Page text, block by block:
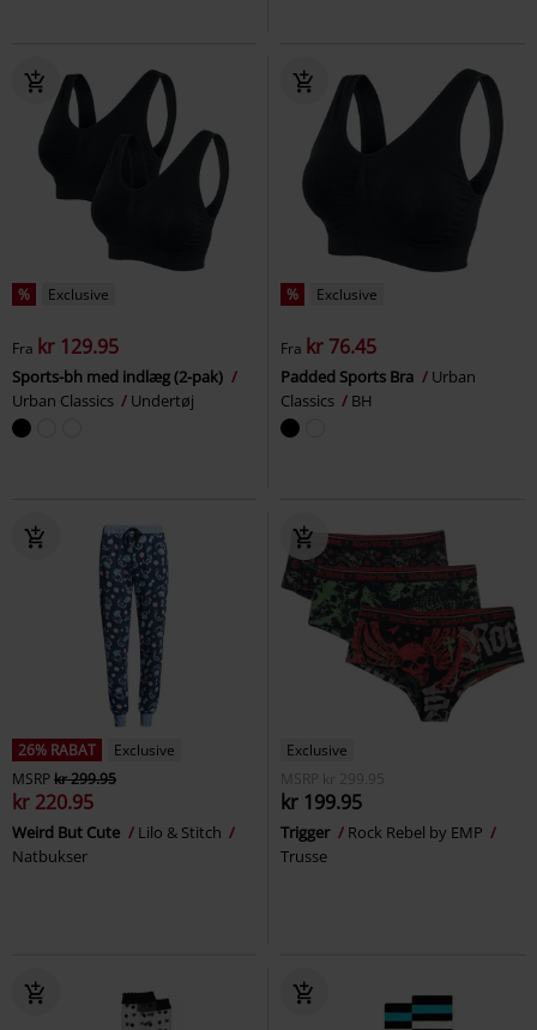
% Exclusive
Fra kr 129.95
Sports-bh med indlæg (2-pak)
Urban Classics
Undertøj
% Exclusive
Fra kr 76.45
Padded Sports Bra
Urban
Classics
BH
26% RABAT
Exclusive
MSRPkr 299.95
kr 220.95
Weird But Cute
Lilo & Stitch
Natbukser
Exclusive
MSRP
kr 299.95
kr 199.95
Trigger
Rock Rebel by EMP
Trusse